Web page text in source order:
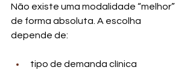
Não existe uma modalidade “melhor”
de forma absoluta. A escolha
depende de:
tipo de demanda clínica